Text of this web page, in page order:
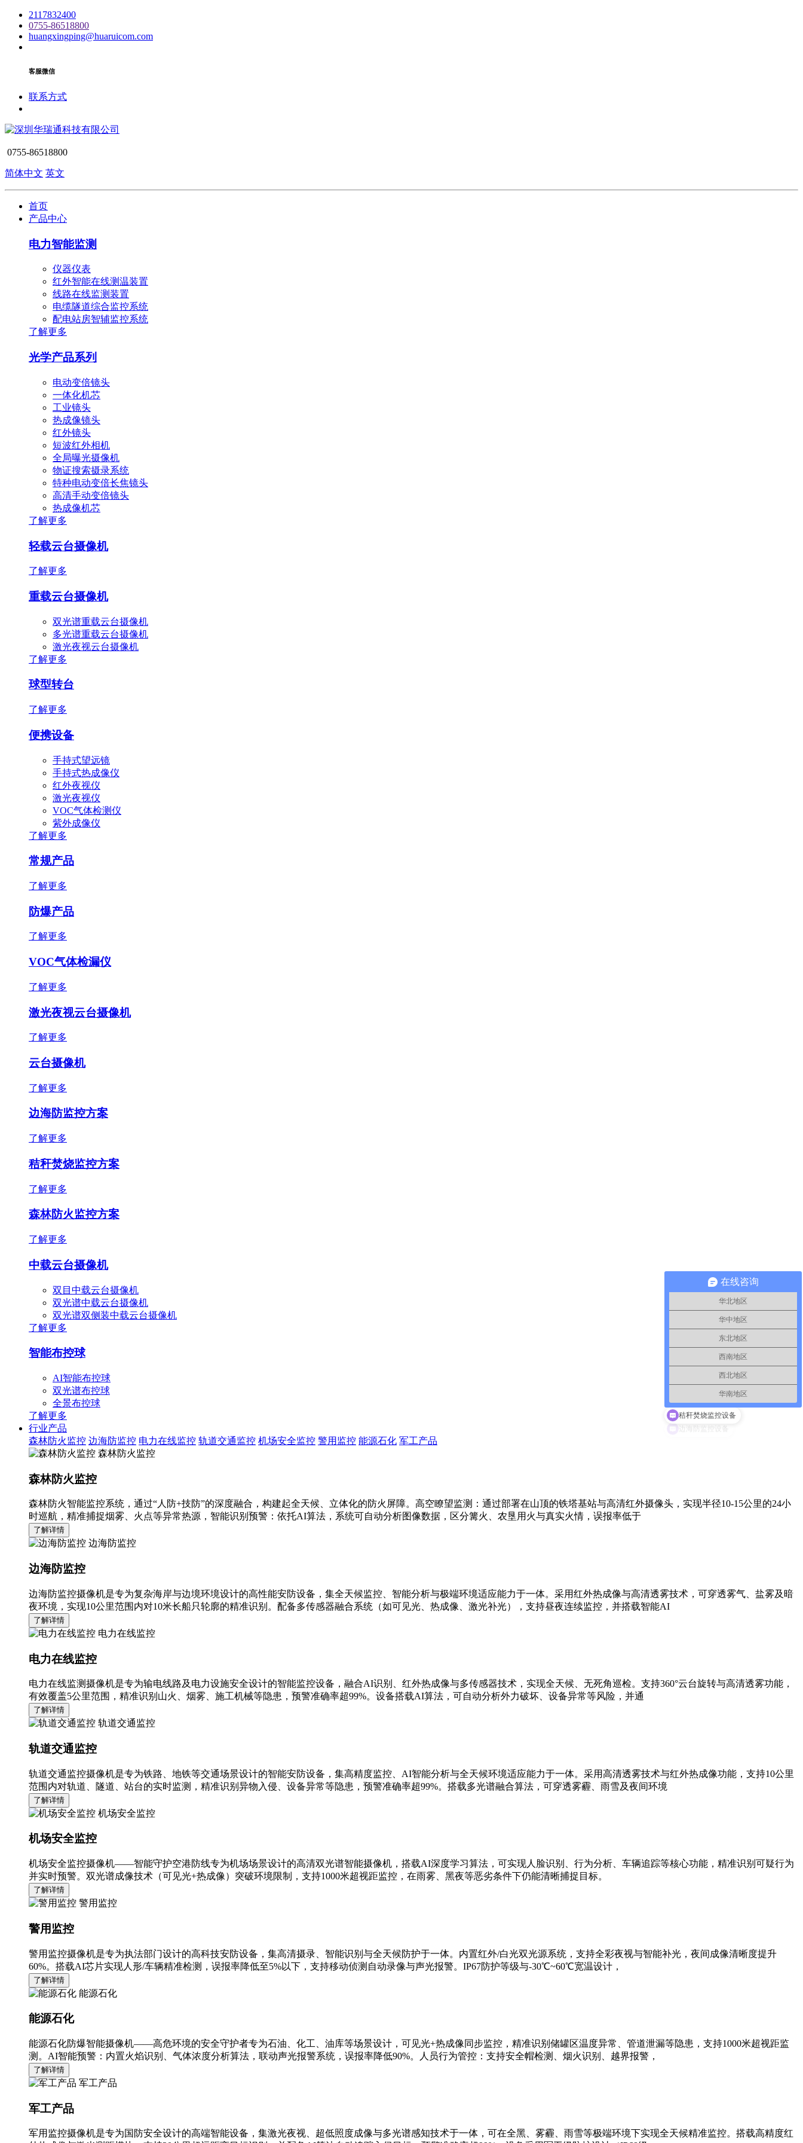
2117832400
0755-86518800
huangxingping@huaruicom.com
客服微信
联系方式
0755-86518800
简体中文 英文
首页
产品中心
电力智能监测
仪器仪表
红外智能在线测温装置
线路在线监测装置
电缆隧道综合监控系统
配电站房智辅监控系统
了解更多
光学产品系列
电动变倍镜头
一体化机芯
工业镜头
热成像镜头
红外镜头
短波红外相机
全局曝光摄像机
物证搜索摄录系统
特种电动变倍长焦镜头
高清手动变倍镜头
热成像机芯
了解更多
轻载云台摄像机
了解更多
重载云台摄像机
双光谱重载云台摄像机
多光谱重载云台摄像机
激光夜视云台摄像机
了解更多
球型转台
了解更多
便携设备
手持式望远镜
手持式热成像仪
红外夜视仪
激光夜视仪
VOC气体检测仪
紫外成像仪
了解更多
常规产品
了解更多
防爆产品
了解更多
VOC气体检漏仪
了解更多
激光夜视云台摄像机
了解更多
云台摄像机
了解更多
边海防监控方案
了解更多
秸秆焚烧监控方案
了解更多
森林防火监控方案
了解更多
中载云台摄像机
双目中载云台摄像机
双光谱中载云台摄像机
双光谱双侧装中载云台摄像机
了解更多
智能布控球
AI智能布控球
双光谱布控球
全景布控球
了解更多
行业产品
森林防火监控 边海防监控 电力在线监控 轨道交通监控 机场安全监控 警用监控 能源石化 军工产品
森林防火监控
森林防火监控
森林防火智能监控系统，通过“人防+技防”的深度融合，构建起全天候、立体化的防火屏障。高空瞭望监测：通过部署在山顶的铁塔基站与高清红外摄像头，实现半径10-15公里的24小
时巡航，精准捕捉烟雾、火点等异常热源，智能识别预警：依托AI算法，系统可自动分析图像数据，区分篝火、农垦用火与真实火情，误报率低于
了解详情
边海防监控
边海防监控
边海防监控摄像机是专为复杂海岸与边境环境设计的高性能安防设备，集全天候监控、智能分析与极端环境适应能力于一体。采用红外热成像与高清透雾技术，可穿透雾气、盐雾及暗
夜环境，实现10公里范围内对10米长船只轮廓的精准识别。配备多传感器融合系统（如可见光、热成像、激光补光），支持昼夜连续监控，并搭载智能AI
了解详情
电力在线监控
电力在线监控
电力在线监测摄像机是专为输电线路及电力设施安全设计的智能监控设备，融合AI识别、红外热成像与多传感器技术，实现全天候、无死角巡检。支持360°云台旋转与高清透雾功能，
有效覆盖5公里范围，精准识别山火、烟雾、施工机械等隐患，预警准确率超99%。设备搭载AI算法，可自动分析外力破坏、设备异常等风险，并通
了解详情
轨道交通监控
轨道交通监控
轨道交通监控摄像机是专为铁路、地铁等交通场景设计的智能安防设备，集高精度监控、AI智能分析与全天候环境适应能力于一体。采用高清透雾技术与红外热成像功能，支持10公里
范围内对轨道、隧道、站台的实时监测，精准识别异物入侵、设备异常等隐患，预警准确率超99%。搭载多光谱融合算法，可穿透雾霾、雨雪及夜间环境
了解详情
机场安全监控
机场安全监控
机场安全监控摄像机——智能守护空港防线专为机场场景设计的高清双光谱智能摄像机，搭载AI深度学习算法，可实现人脸识别、行为分析、车辆追踪等核心功能，精准识别可疑行为
并实时预警。双光谱成像技术（可见光+热成像）突破环境限制，支持1000米超视距监控，在雨雾、黑夜等恶劣条件下仍能清晰捕捉目标。
了解详情
警用监控
警用监控
警用监控摄像机是专为执法部门设计的高科技安防设备，集高清摄录、智能识别与全天候防护于一体。内置红外/白光双光源系统，支持全彩夜视与智能补光，夜间成像清晰度提升
60%。搭载AI芯片实现人形/车辆精准检测，误报率降低至5%以下，支持移动侦测自动录像与声光报警。IP67防护等级与-30℃~60℃宽温设计，
了解详情
能源石化
能源石化
能源石化防爆智能摄像机——高危环境的安全守护者专为石油、化工、油库等场景设计，可见光+热成像同步监控，精准识别储罐区温度异常、管道泄漏等隐患，支持1000米超视距监
测。AI智能预警：内置火焰识别、气体浓度分析算法，联动声光报警系统，误报率降低90%。人员行为管控：支持安全帽检测、烟火识别、越界报警，
了解详情
军工产品
军工产品
军用监控摄像机是专为国防安全设计的高端智能设备，集激光夜视、超低照度成像与多光谱感知技术于一体，可在全黑、雾霾、雨雪等极端环境下实现全天候精准监控。搭载高精度红
在线咨询
华北地区
华中地区
东北地区
西南地区
西北地区
华南地区
秸秆焚烧监控设备